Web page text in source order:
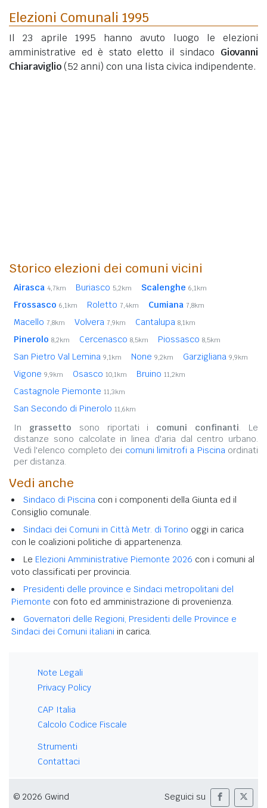
Elezioni Comunali 1995
Il 23 aprile 1995 hanno avuto luogo le elezioni
amministrative ed è stato eletto il sindaco Giovanni
Chiaraviglio(52 anni) con una lista civica indipendente.
Storico elezioni dei comuni vicini
Airasca 4,7km Buriasco 5,2km Scalenghe 6,1km
Frossasco 6,1km Roletto 7,4km Cumiana 7,8km
Macello 7,8km Volvera 7,9km Cantalupa 8,1km
Pinerolo 8,2km Cercenasco 8,5km Piossasco 8,5km
San Pietro Val Lemina 9,1km None 9,2km Garzigliana 9,9km
Vigone 9,9km Osasco 10,1km Bruino 11,2km
Castagnole Piemonte 11,3km
San Secondo di Pinerolo 11,6km
In grassetto sono riportati i comuni confinanti. Le
distanze sono calcolate in linea d'aria dal centro urbano.
Vedi l'elenco completo dei comuni limitrofi a Piscinaordinati
per distanza.
Vedi anche
Sindaco di Piscina con i componenti della Giunta ed il
Consiglio comunale.
Sindaci dei Comuni in Città Metr. di Torino oggi in carica
con le coalizioni politiche di appartenenza.
Le Elezioni Amministrative Piemonte 2026 con i comuni al
voto classificati per provincia.
Presidenti delle province e Sindaci metropolitani del
Piemonte con foto ed amministrazione di provenienza.
Governatori delle Regioni, Presidenti delle Province e
Sindaci dei Comuni italiani in carica.
Note Legali
Privacy Policy
CAP Italia
Calcolo Codice Fiscale
Strumenti
Contattaci
© 2026 Gwind Seguici su